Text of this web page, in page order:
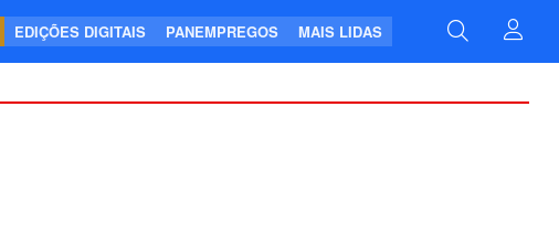
EDIÇÕES DIGITAIS PANEMPREGOS MAIS LIDAS